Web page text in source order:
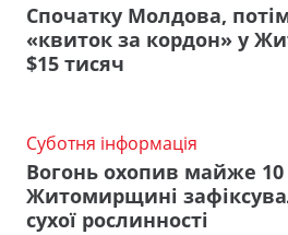
Спочатку Молдова,
«квиток за кордон» у
$15 тисяч
Суботня інформація
Вогонь охопив майже 10
Житомирщині
сухої рослинності